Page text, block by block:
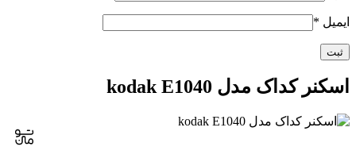
ایمیل *
اسکنر کداک مدل kodak E1040